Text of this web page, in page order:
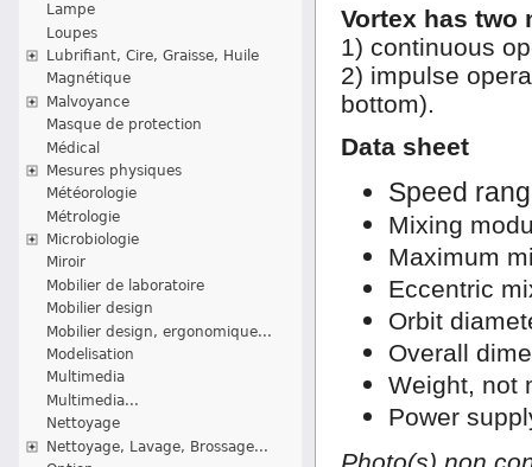
Lampe
Loupes
Lubrifiant, Cire, Graisse, Huile
Magnétique
Malvoyance
Masque de protection
Médical
Mesures physiques
Météorologie
Métrologie
Microbiologie
Miroir
Mobilier de laboratoire
Mobilier design
Mobilier design, ergonomique...
Modelisation
Multimedia
Multimedia...
Nettoyage
Nettoyage, Lavage, Brossage...
Vortex has two
1) continuous
2) impulse
bottom).
Data sheet
Speed
Mixing
Maximum
Eccentric
Orbit
Overall
Weight, not
Power